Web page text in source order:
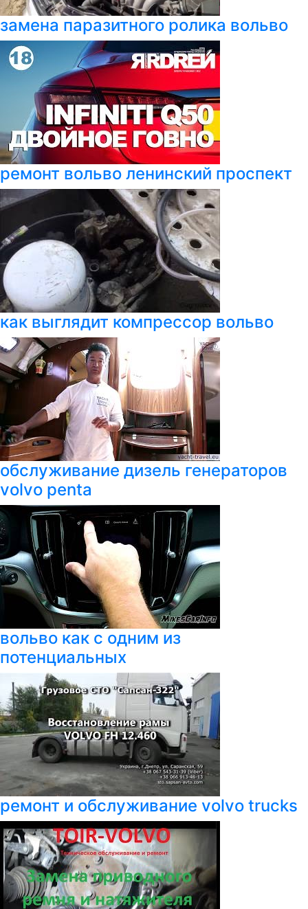
замена паразитного ролика вольво
ремонт вольво ленинский проспект
как выглядит компрессор вольво
обслуживание дизель генераторов
volvo penta
вольво как с одним из
потенциальных
ремонт и обслуживание volvo trucks